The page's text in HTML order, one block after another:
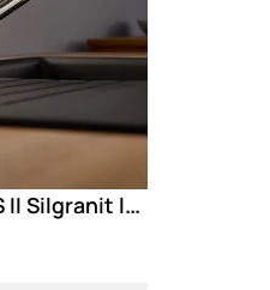
BLANCO WEGA-S II Silgranit look